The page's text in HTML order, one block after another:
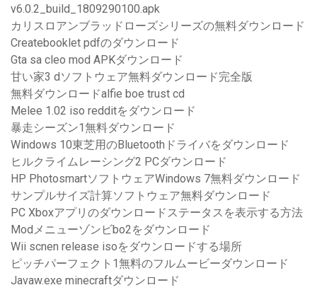
v6.0.2_build_1809290100.apk
カリスロアンブラッドローズシリーズの無料ダウンロード
Createbooklet pdfのダウンロード
Gta sa cleo mod APKダウンロード
甘い家3 dソフトウェア無料ダウンロード完全版
無料ダウンロードalfie boe trust cd
Melee 1.02 iso redditをダウンロード
暴走シーズン1無料ダウンロード
Windows 10東芝用のBluetoothドライバをダウンロード
ヒルクライムレーシング2 PCダウンロード
HP PhotosmartソフトウェアWindows 7無料ダウンロード
サンプルサイズ計算ソフトウェア無料ダウンロード
PC Xboxアプリのダウンロードステータスを表示する方法
Modメニューゾンビbo2をダウンロード
Wii scnen release isoをダウンロードする場所
ピッチパーフェクト1無料のフルムービーダウンロード
Javaw.exe minecraftダウンロード